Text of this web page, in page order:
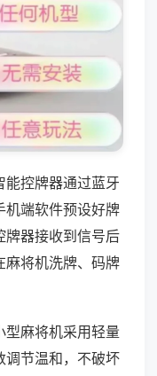
能控牌器通过蓝牙
机端软件预设好牌
牌器接收到信号后
麻将机洗牌、码牌
型麻将机采用轻量
调节温和，不破坏